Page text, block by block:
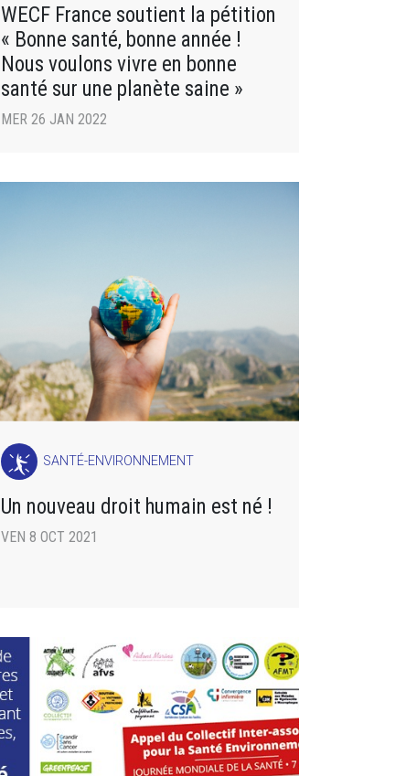
WECF France soutient la pétition
« Bonne santé, bonne année !
Nous voulons vivre en bonne
santé sur une planète saine »
MER 26 JAN 2022
SANTÉ-ENVIRONNEMENT
Un nouveau droit humain est né !
VEN 8 OCT 2021